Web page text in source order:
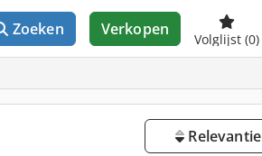
Zoeken Verkopen
Volglijst (0)
Relevantie